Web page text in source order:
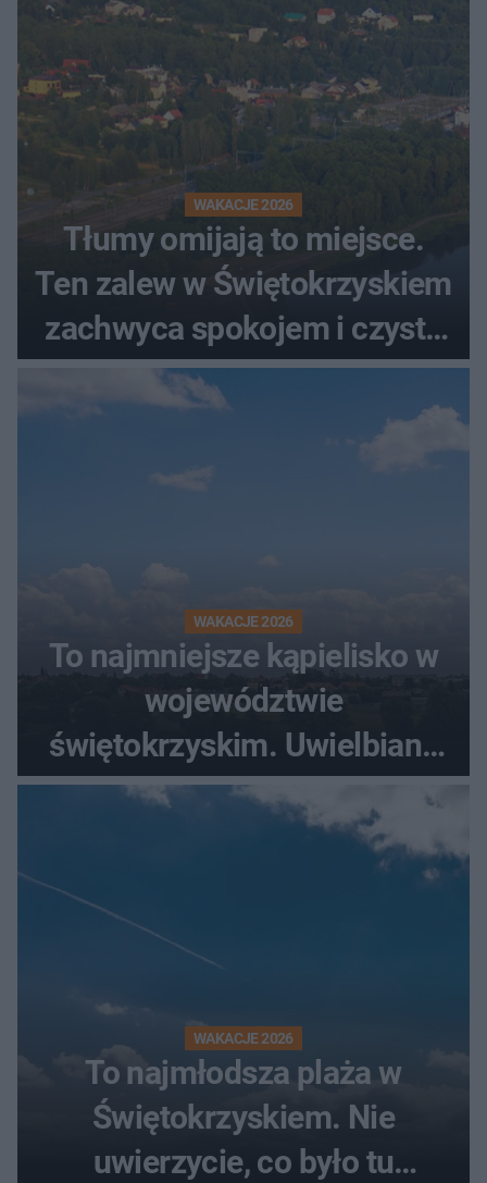
WAKACJE 2026
Tłumy omijają to miejsce.
Ten zalew w Świętokrzyskiem
zachwyca spokojem i czystą
wodą
WAKACJE 2026
To najmniejsze kąpielisko w
województwie
świętokrzyskim. Uwielbiany
przez wędkarzy i turystów
WAKACJE 2026
To najmłodsza plaża w
Świętokrzyskiem. Nie
uwierzycie, co było tu